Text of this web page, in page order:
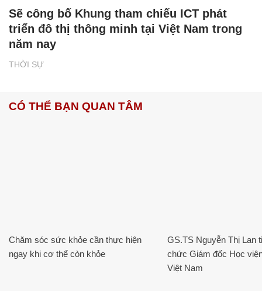
THỜI SỰ
Sẽ công bố Khung tham chiếu ICT phát
triển đô thị thông minh tại Việt Nam trong
năm nay
CÓ THỂ BẠN QUAN TÂM
Chăm sóc sức khỏe cần thực hiện
ngay khi cơ thể còn khỏe
GS.TS Nguyễn Thị Lan
chức Giám đốc Học
Việt Nam